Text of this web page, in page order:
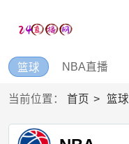
篮球 NBA直播
当前位置： 首页 篮球